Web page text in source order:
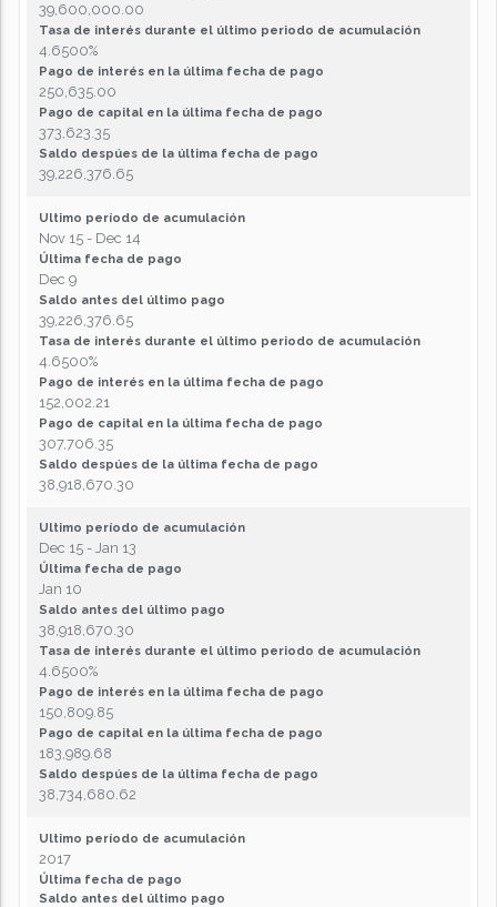
39,600,000.00
Tasa de interés durante el último periodo de acumulación
4.6500%
Pago de interés en la última fecha de pago
250,635.00
Pago de capital en la última fecha de pago
373,623.35
Saldo despúes de la última fecha de pago
39,226,376.65
Ultimo período de acumulación
Nov 15 - Dec 14
Última fecha de pago
Dec 9
Saldo antes del último pago
39,226,376.65
Tasa de interés durante el último periodo de acumulación
4.6500%
Pago de interés en la última fecha de pago
152,002.21
Pago de capital en la última fecha de pago
307,706.35
Saldo despúes de la última fecha de pago
38,918,670.30
Ultimo período de acumulación
Dec 15 - Jan 13
Última fecha de pago
Jan 10
Saldo antes del último pago
38,918,670.30
Tasa de interés durante el último periodo de acumulación
4.6500%
Pago de interés en la última fecha de pago
150,809.85
Pago de capital en la última fecha de pago
183,989.68
Saldo despúes de la última fecha de pago
38,734,680.62
Ultimo período de acumulación
2017
Última fecha de pago
Saldo antes del último pago